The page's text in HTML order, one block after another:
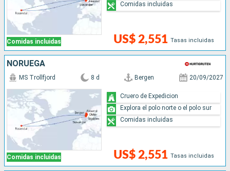
Comidas incluidas US$ 2,551 Tasas incluidas
Comidas incluidas
NORUEGA
Comidas incluidas
MS Trollfjord 8 d Bergen 20/09/2027
US$ 2,551 Tasas incluidas
Cruero de Expedicion
Explora el polo norte o el polo sur
Comidas incluidas